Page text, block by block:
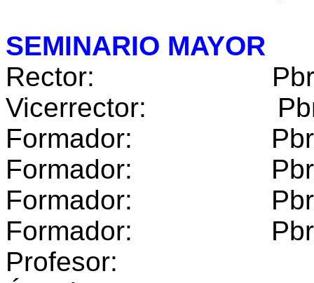
SEMINARIO MAYOR
Rector: Pbro.
Vicerrector: Pbro.
Formador: Pbro. J.
Formador: Pbro.
Formador: Pbro.
Formador: Pbro.
Profesor: